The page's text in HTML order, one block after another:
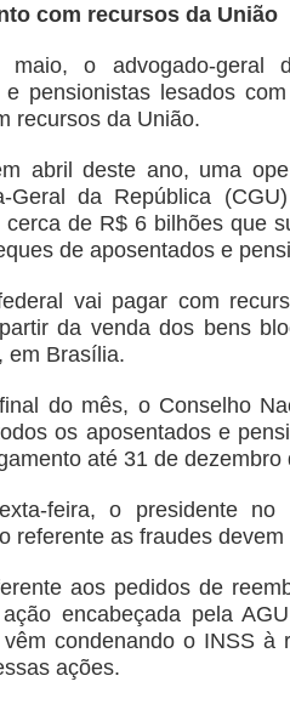
com recursos da União
o advogado-geral
e pensionistas lesados
recursos da União.
abril deste ano, uma
Geral da República
cerca de R$ 6 bilhões que
de aposentados e
vai pagar com
da venda dos bens
em Brasília.
do mês, o Conselho
os aposentados e
até 31 de dezembro
feira, o presidente
referente as fraudes
aos pedidos de
encabeçada pela
condenando o INSS à
ações.